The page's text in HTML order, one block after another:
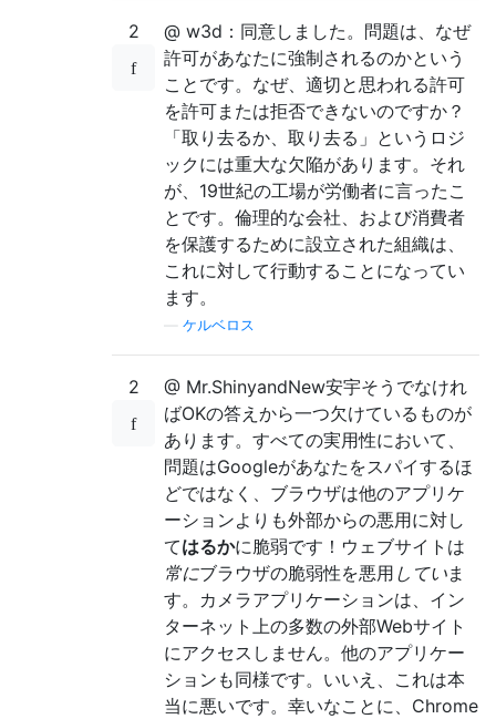
2
@ w3d：同意しました。問題は、なぜ
許可があなたに強制されるのかという
ことです。なぜ、適切と思われる許可
を許可または拒否できないのですか？
「取り去るか、取り去る」というロジ
ックには重大な欠陥があります。それ
が、19世紀の工場が労働者に言ったこ
とです。倫理的な会社、および消費者
を保護するために設立された組織は、
これに対して行動することになってい
ます。
ケルベロス
2
@ Mr.ShinyandNew安宇そうでなけれ
ばOKの答えから一つ欠けているものが
あります。すべての実用性において、
問題はGoogleがあなたをスパイするほ
どではなく、ブラウザは他のアプリケ
ーションよりも外部からの悪用に対し
てはるかに脆弱です！ウェブサイトは
常にブラウザの脆弱性を悪用 していま
す。カメラアプリケーションは、イン
ターネット上の多数の外部Webサイト
にアクセスしません。他のアプリケー
ションも同様です。いいえ、これは本
当に悪いです。幸いなことに、Chrome